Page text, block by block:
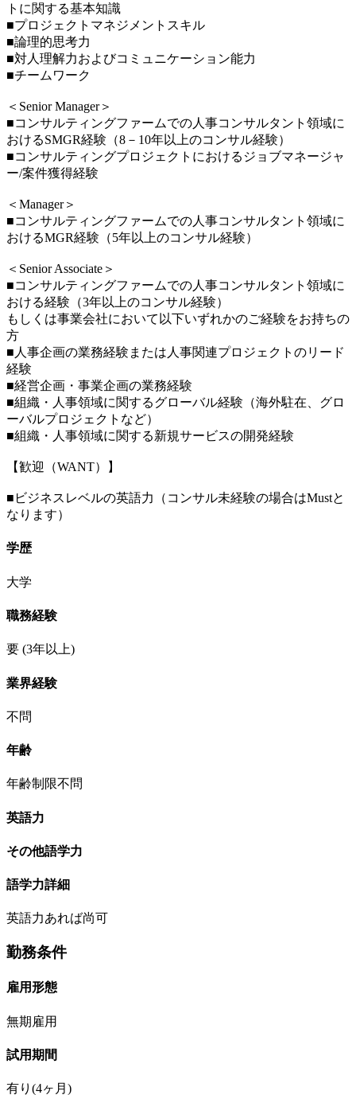
トに関する基本知識
■プロジェクトマネジメントスキル
■論理的思考力
■対人理解力およびコミュニケーション能力
■チームワーク
＜Senior Manager＞
■コンサルティングファームでの人事コンサルタント領域に
おけるSMGR経験（8－10年以上のコンサル経験）
■コンサルティングプロジェクトにおけるジョブマネージャ
ー/案件獲得経験
＜Manager＞
■コンサルティングファームでの人事コンサルタント領域に
おけるMGR経験（5年以上のコンサル経験）
＜Senior Associate＞
■コンサルティングファームでの人事コンサルタント領域に
おける経験（3年以上のコンサル経験）
もしくは事業会社において以下いずれかのご経験をお持ちの
方
■人事企画の業務経験または人事関連プロジェクトのリード
経験
■経営企画・事業企画の業務経験
■組織・人事領域に関するグローバル経験（海外駐在、グロ
ーバルプロジェクトなど）
■組織・人事領域に関する新規サービスの開発経験
【歓迎（WANT）】
■ビジネスレベルの英語力（コンサル未経験の場合はMustと
なります）
学歴
大学
職務経験
要 (3年以上)
業界経験
不問
年齢
年齢制限不問
英語力
その他語学力
語学力詳細
英語力あれば尚可
勤務条件
雇用形態
無期雇用
試用期間
有り(4ヶ月)